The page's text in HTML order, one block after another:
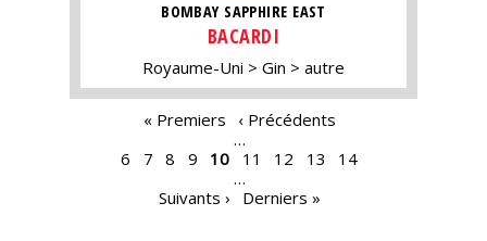
BOMBAY SAPPHIRE EAST
BACARDI
Royaume-Uni Gin autre
« Premiers
‹ Précédents
…
6
7 8 9 10 11 12 13
14
…
Suivants ›
Derniers »